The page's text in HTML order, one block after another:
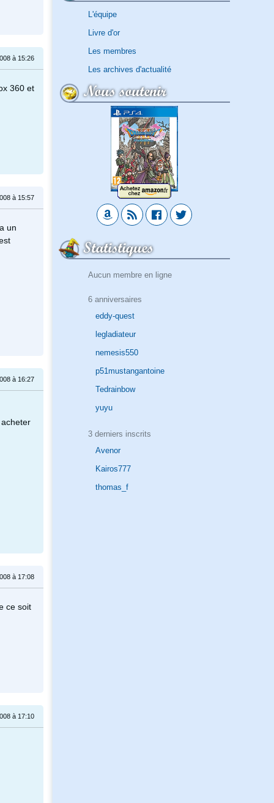
L'équipe
Livre d'or
Les membres
Les archives d'actualité
Nous soutenir
Statistiques
Aucun membre en ligne
6 anniversaires
eddy-quest
legladiateur
nemesis550
p51mustangantoine
Tedrainbow
yuyu
3 derniers inscrits
Avenor
Kairos777
thomas_f
à 15:26
360 et
à 15:57
un
à 16:27
à 17:08
ce soit
à 17:10